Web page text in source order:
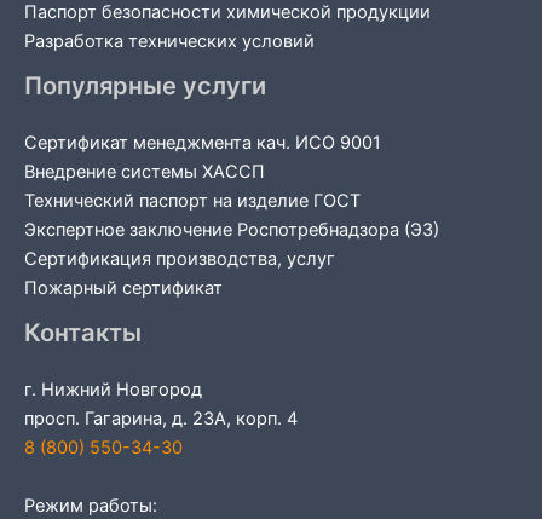
Паспорт безопасности химической продукции
Разработка технических условий
Популярные услуги
Сертификат менеджмента кач. ИСО 9001
Внедрение системы ХАССП
Технический паспорт на изделие ГОСТ
Экспертное заключение Роспотребнадзора (ЭЗ)
Сертификация производства, услуг
Пожарный сертификат
Контакты
г. Нижний Новгород
просп. Гагарина, д. 23А, корп. 4
8 (800) 550-34-30
Режим работы: